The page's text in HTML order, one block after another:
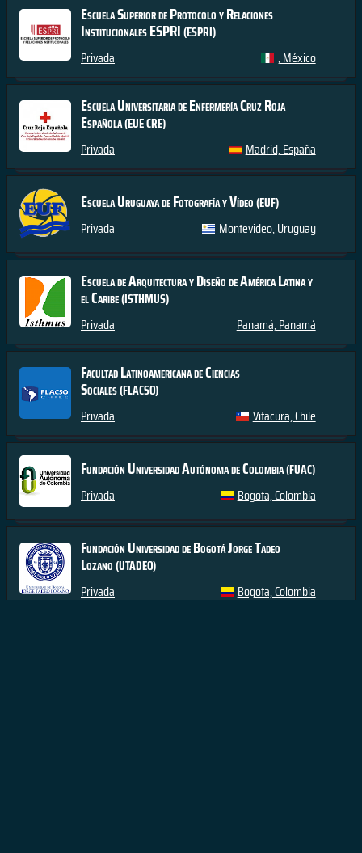
Escuela Superior de Protocolo y Relaciones
Institucionales ESPRI(ESPRI)
Privada , México
Escuela Universitaria de Enfermería Cruz Roja
Española(EUE CRE)
Privada Madrid, España
Escuela Uruguaya de Fotografía y Vídeo(EUF)
Privada Montevideo, Uruguay
Escuela de Arquitectura y Diseño de América Latina y
el Caribe(ISTHMUS)
Privada Panamá, Panamá
Facultad Latinoamericana de Ciencias
Sociales(FLACSO)
Privada Vitacura, Chile
Fundación Universidad Autónoma de Colombia(FUAC)
Privada Bogota, Colombia
Fundación Universidad de Bogotá Jorge Tadeo
Lozano(UTADEO)
Privada Bogota, Colombia